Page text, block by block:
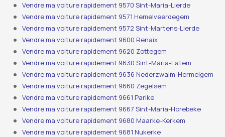
Vendre ma voiture rapidement 9570 Sint-Maria-Lierde
Vendre ma voiture rapidement 9571 Hemelveerdegem
Vendre ma voiture rapidement 9572 Sint-Martens-Lierde
Vendre ma voiture rapidement 9600 Renaix
Vendre ma voiture rapidement 9620 Zottegem
Vendre ma voiture rapidement 9630 Sint-Maria-Latem
Vendre ma voiture rapidement 9636 Nederzwalm-Hermelgem
Vendre ma voiture rapidement 9660 Zegelsem
Vendre ma voiture rapidement 9661 Parike
Vendre ma voiture rapidement 9667 Sint-Maria-Horebeke
Vendre ma voiture rapidement 9680 Maarke-Kerkem
Vendre ma voiture rapidement 9681 Nukerke